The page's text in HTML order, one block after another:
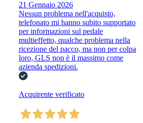
21 Gennaio 2026
Nessun problema nell'acquisto,
telefonato mi hanno subito supportato
per informazioni sul pedale
multieffetto, qualche problema nella
ricezione del pacco, ma non per colpa
loro, GLS non è il massimo come
azienda spedizioni.
Acquirente verificato